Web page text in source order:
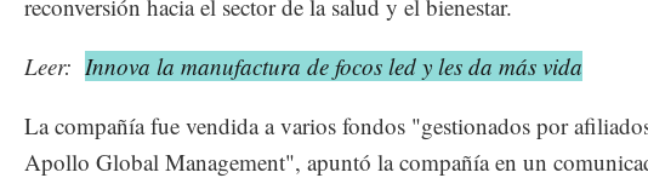
reconversión hacia el sector de la salud y el bienestar.
Leer: Innova la manufactura de focos led y les da más vida
La compañía fue vendida a varios fondos "gestionados por
Apollo Global Management", apuntó la compañía en un